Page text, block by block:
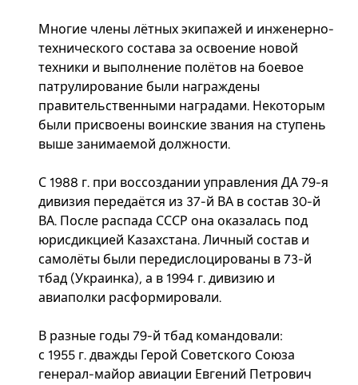
Многие члены лётных экипажей и инженерно-
технического состава за освоение новой
техники и выполнение полётов на боевое
патрулирование были награждены
правительственными наградами. Некоторым
были присвоены воинские звания на ступень
выше занимаемой должности.
С 1988 г. при воссоздании управления ДА 79-я
дивизия передаётся из 37-й ВА в состав 30-й
ВА. После распада СССР она оказалась под
юрисдикцией Казахстана. Личный состав и
самолёты были передислоцированы в 73-й
тбад (Украинка), а в 1994 г. дивизию и
авиаполки расформировали.
В разные годы 79-й тбад командовали:
с 1955 г. дважды Герой Советского Союза
генерал-майор авиации Евгений Петрович